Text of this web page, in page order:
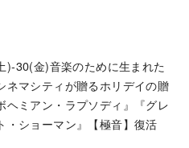
)-30(金)音楽のために生まれた
ネマシティが贈るホリデイの贈
ヘミアン・ラプソディ』『グレ
・ショーマン』【極音】復活